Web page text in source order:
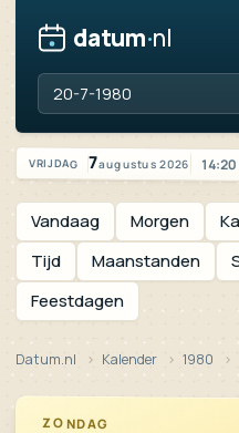
datum·nl
Vandaag is het vrijdag 7
VRIJDAG 7augustus 2026 14:20
Vandaag Morgen
Tijd
Maanstanden
Feestdagen
Datum.nl Kalender 1980
ZONDAG